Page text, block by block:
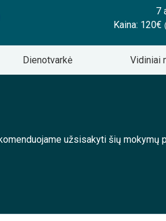
7
Kaina: 120€
Dienotvarkė Vidiniai
užsisakyti šių mokymų